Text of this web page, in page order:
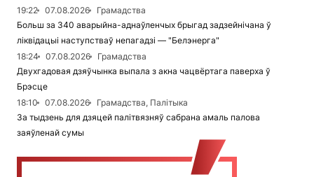
19:22
07.08.2026
Грамадства
Больш за 340 аварыйна-аднаўленчых брыгад задзейнічана ў
ліквідацыі наступстваў непагадзі — "Белэнерга"
18:24
07.08.2026
Грамадства
Двухгадовая дзяўчынка выпала з акна чацвёртага паверха ў
Брэсце
18:10
07.08.2026
Грамадства, Палітыка
За тыдзень для дзяцей палітвязняў сабрана амаль палова
заяўленай сумы